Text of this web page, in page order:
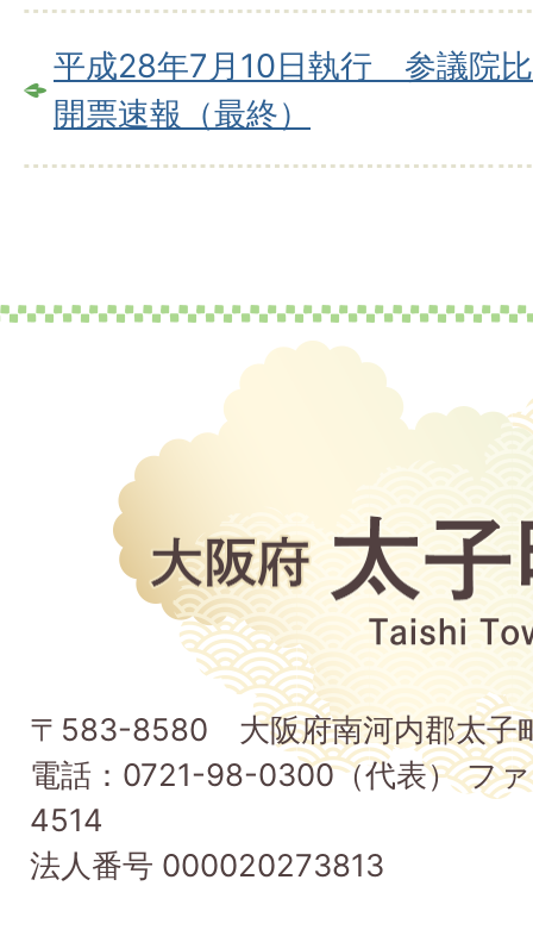
平成28年7月10日執行 参議院
開票速報（最終）
町
Taishi
Town
〒583-8580 大阪府南河内郡太子
電話：0721-98-0300（代表） フ
4514
法人番号 000020273813